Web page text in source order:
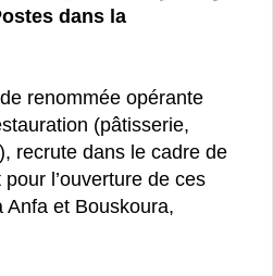
dans la
renommée opérante
(pâtisserie,
recrute dans le cadre de
l’ouverture de ces
Anfa et Bouskoura,